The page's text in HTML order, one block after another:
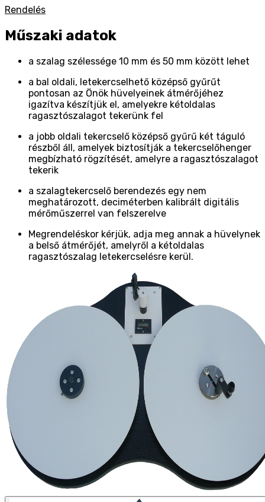
Rendelés
Műszaki adatok
a szalag szélessége 10 mm és 50 mm között lehet
a bal oldali, letekercselhető középső gyűrűt
pontosan az Önök hüvelyeinek átmérőjéhez
igazítva készítjük el, amelyekre kétoldalas
ragasztószalagot tekerünk fel
a jobb oldali tekercselő középső gyűrű két táguló
részből áll, amelyek biztosítják a tekercselőhenger
megbízható rögzítését, amelyre a ragasztószalagot
tekerik
a szalagtekercselő berendezés egy nem
meghatározott, deciméterben kalibrált digitális
mérőműszerrel van felszerelve
Megrendeléskor kérjük, adja meg annak a hüvelynek
a belső átmérőjét, amelyről a kétoldalas
ragasztószalag letekercselésre kerül.